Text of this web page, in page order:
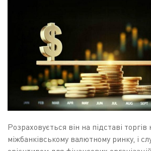
Розраховується він на підставі торгів
міжбанківському валютному ринку, і